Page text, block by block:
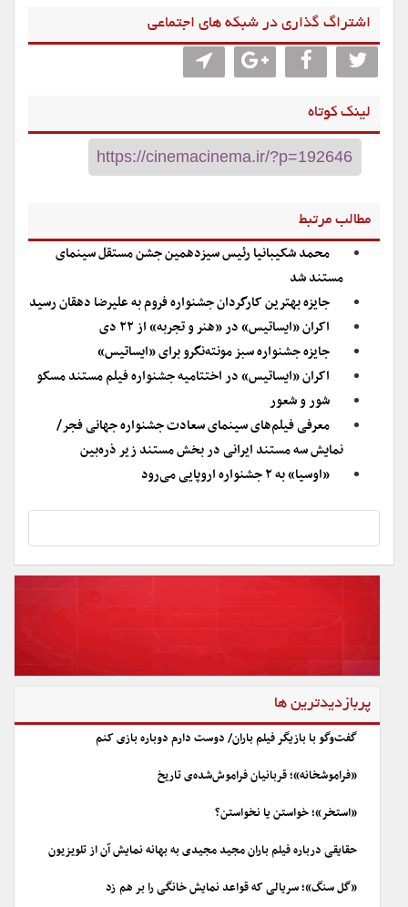
اشتراگ گذاری در شبکه های اجتماعی
لینک کوتاه
مطالب مرتبط
محمد شکیبانیا رئیس سیزدهمین جشن مستقل سینمای
مستند شد
جایزه بهترین کارگردان جشنواره فروم به علیرضا دهقان رسید
اکران «ایساتیس» در «هنر و تجربه» از ۲۲ دی
جایزه جشنواره سبز مونته‌نگرو برای «ایساتیس»
اکران «ایساتیس» در اختتامیه جشنواره فیلم مستند مسکو
شور و شعور
معرفی فیلم‌های سینمای سعادت جشنواره جهانی فجر/
نمایش سه مستند ایرانی در بخش مستند زیر ذره‌بین
«اوسیا» به ۲ جشنواره اروپایی می‌رود
پربازدیدترین ها
گفت‌وگو با بازیگر فیلم باران/ دوست دارم دوباره بازی کنم
«فراموشخانه»؛ قربانیان فراموش‌شده‌ی تاریخ
«استخر»؛ خواستن یا نخواستن؟
حقایقی درباره فیلم باران مجید مجیدی به بهانه نمایش آن از تلویزیون
«گل سنگ»؛ سریالی که قواعد نمایش خانگی را بر هم زد